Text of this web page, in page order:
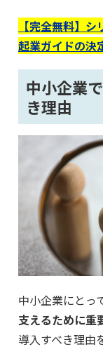
【完全無料】
起業ガイドの決
中小企業
き理由
中小企業にとっ
支えるために重
導入すべき理由